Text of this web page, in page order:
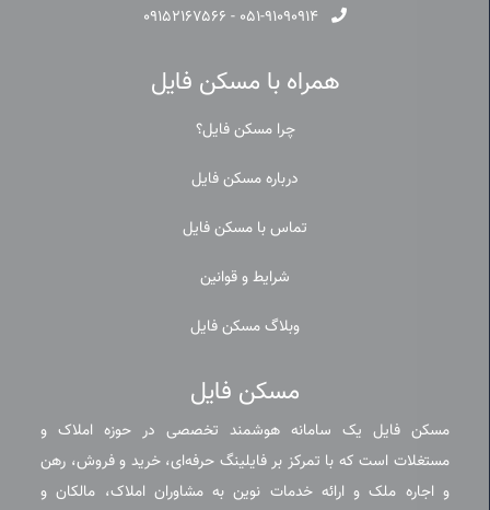
۰۵۱-۹۱۰۹۰۹۱۴ - ۰۹۱۵۲۱۶۷۵۶۶
همراه با مسکن فایل
چرا مسکن فایل؟
درباره مسکن فایل
تماس با مسکن فایل
شرایط و قوانین
وبلاگ مسکن فایل
مسکن فایل
مسکن فایل یک سامانه هوشمند تخصصی در حوزه املاک و
مستغلات است که با تمرکز بر فایلینگ حرفه‌ای، خرید و فروش، رهن
و اجاره ملک و ارائه خدمات نوین به مشاوران املاک، مالکان و